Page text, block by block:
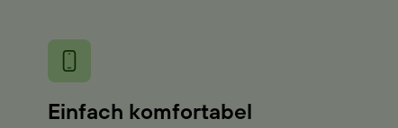
Einfach komfortabel